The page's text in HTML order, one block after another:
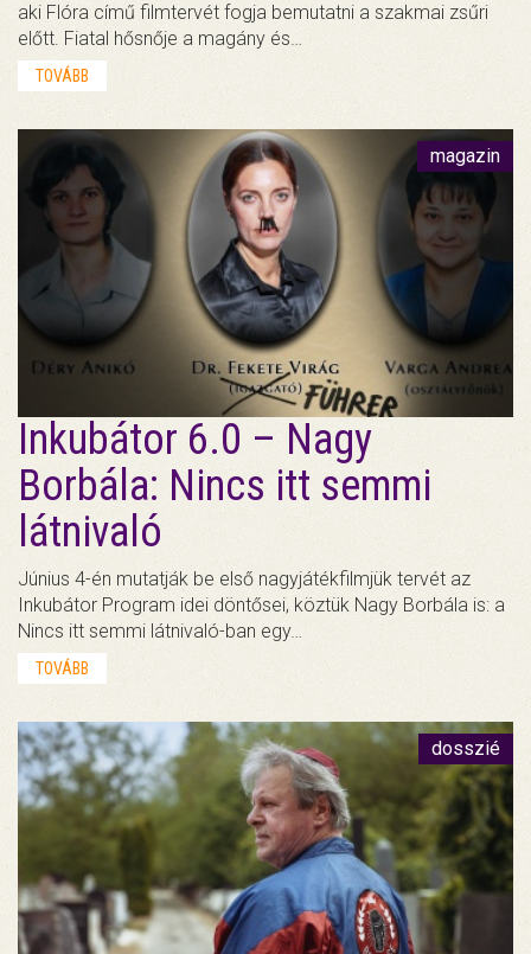
aki Flóra című filmtervét fogja bemutatni a szakmai zsűri
előtt. Fiatal hősnője a magány és…
TOVÁBB
magazin
Inkubátor 6.0 – Nagy
Borbála: Nincs itt semmi
látnivaló
Június 4-én mutatják be első nagyjátékfilmjük tervét az
Inkubátor Program idei döntősei, köztük Nagy Borbála is: a
Nincs itt semmi látnivaló-ban egy…
TOVÁBB
dosszié